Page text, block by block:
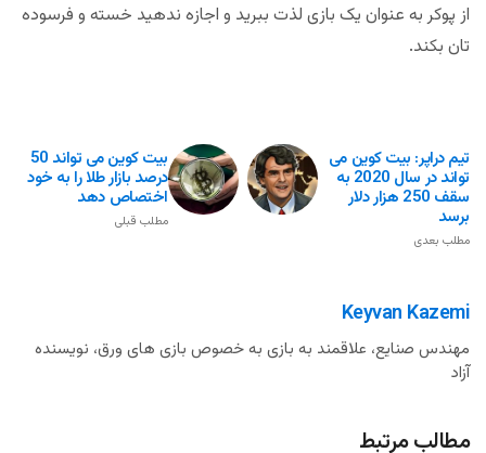
از پوکر به عنوان یک بازی لذت ببرید و اجازه ندهید خسته و فرسوده
تان بکند.
بیت کوین می تواند 50
درصد بازار طلا را به خود
اختصاص دهد
مطلب قبلی
تیم دراپر: بیت کوین می
تواند در سال 2020 به
سقف 250 هزار دلار
برسد
مطلب بعدی
Keyvan Kazemi
مهندس صنایع، علاقمند به بازی به خصوص بازی های ورق، نویسنده
آزاد
مطالب مرتبط